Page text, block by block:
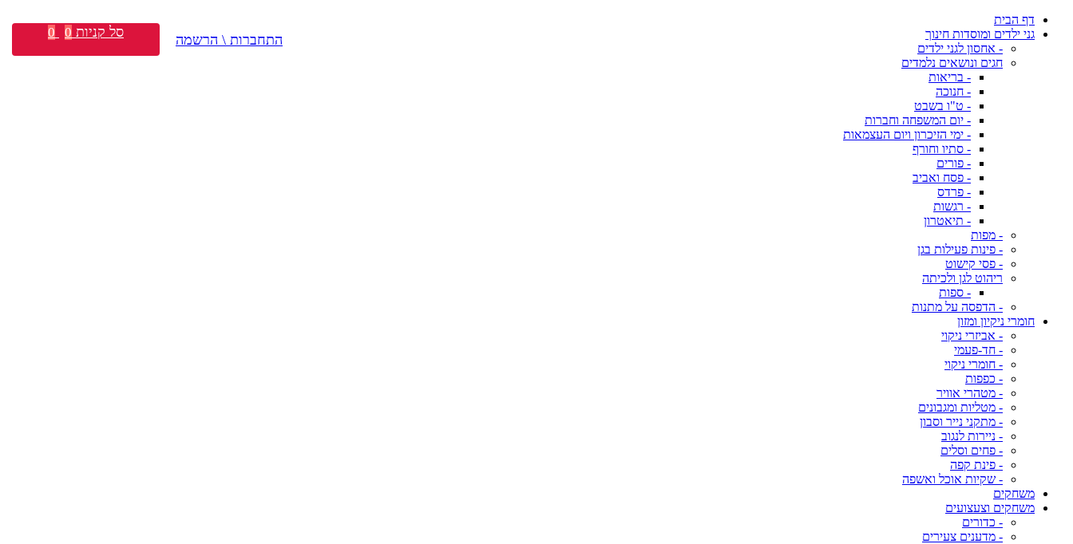
דף הבית
גני ילדים ומוסדות חינוך
- אחסון לגני ילדים
חגים ונושאים נלמדים
- בריאות
- חנוכה
- ט"ו בשבט
- יום המשפחה וחברות
- ימי הזיכרון ויום העצמאות
- סתיו וחורף
- פורים
- פסח ואביב
- פרדס
- רגשות
- תיאטרון
- מפות
- פינות פעילות בגן
- פסי קישוט
ריהוט לגן ולכיתה
- ספות
- הדפסה על מתנות
חומרי ניקיון ומזון
- אביזרי ניקוי
- חד-פעמי
- חומרי ניקוי
- כפפות
- מטהרי אוויר
- מטליות ומגבונים
- מתקני נייר וסבון
- ניירות לנגוב
- פחים וסלים
- פינת קפה
- שקיות אוכל ואשפה
משחקים
משחקים וצעצועים
- כדורים
- מדענים צעירים
התחברות \ הרשמה סל קניות 0
0